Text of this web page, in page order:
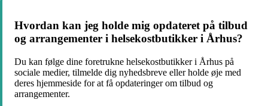
Hvordan kan jeg holde mig opdateret på tilbud
og arrangementer i helsekostbutikker i Århus?
Du kan følge dine foretrukne helsekostbutikker i Århus på
sociale medier, tilmelde dig nyhedsbreve eller holde øje med
deres hjemmeside for at få opdateringer om tilbud og
arrangementer.